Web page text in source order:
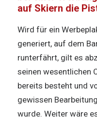
auf Skiern die
Wird für ein
generiert, auf dem
runterfährt, gilt es
seinen wesentlichen
bereits besteht und
gewissen
wurde. Weiter wäre